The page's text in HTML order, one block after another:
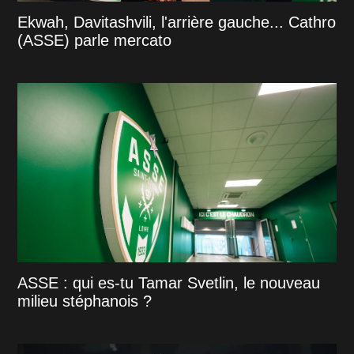
Ekwah, Davitashvili, l'arrière gauche... Cathro
(ASSE) parle mercato
ASSE : qui es-tu Tamar Svetlin, le nouveau
milieu stéphanois ?